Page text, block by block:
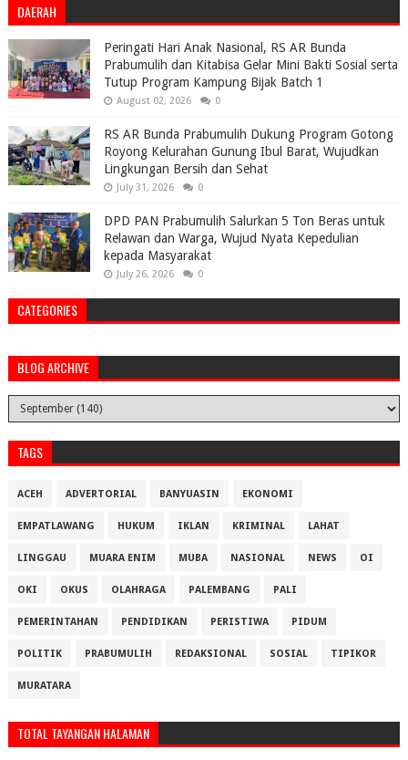
DAERAH
Peringati Hari Anak Nasional, RS AR Bunda
Prabumulih dan Kitabisa Gelar Mini Bakti Sosial serta
Tutup Program Kampung Bijak Batch 1
August 02, 2026 0
RS AR Bunda Prabumulih Dukung Program Gotong
Royong Kelurahan Gunung Ibul Barat, Wujudkan
Lingkungan Bersih dan Sehat
July 31, 2026 0
DPD PAN Prabumulih Salurkan 5 Ton Beras untuk
Relawan dan Warga, Wujud Nyata Kepedulian
kepada Masyarakat
July 26, 2026 0
CATEGORIES
BLOG ARCHIVE
TAGS
ACEH ADVERTORIAL BANYUASIN EKONOMI
EMPATLAWANG HUKUM IKLAN KRIMINAL LAHAT
LINGGAU MUARA ENIM MUBA NASIONAL NEWS OI
OKI OKUS OLAHRAGA PALEMBANG PALI
PEMERINTAHAN PENDIDIKAN PERISTIWA PIDUM
POLITIK PRABUMULIH REDAKSIONAL SOSIAL TIPIKOR
MURATARA
TOTAL TAYANGAN HALAMAN